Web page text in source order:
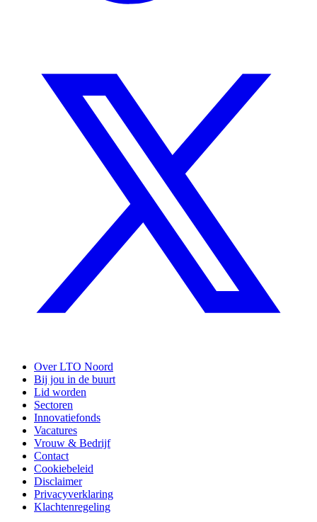
Over LTO Noord
Bij jou in de buurt
Lid worden
Sectoren
Innovatiefonds
Vacatures
Vrouw & Bedrijf
Contact
Cookiebeleid
Disclaimer
Privacyverklaring
Klachtenregeling